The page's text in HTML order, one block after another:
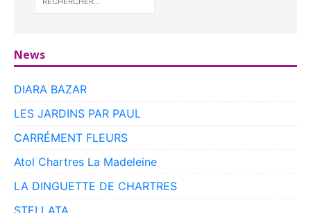
News
DIARA BAZAR
LES JARDINS PAR PAUL
CARRÉMENT FLEURS
Atol Chartres La Madeleine
LA DINGUETTE DE CHARTRES
STELLATA